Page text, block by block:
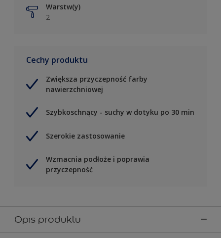
Warstw(y)
2
Cechy produktu
Zwiększa przyczepność farby
nawierzchniowej
Szybkoschnący - suchy w dotyku po 30 min
Szerokie zastosowanie
Wzmacnia podłoże i poprawia
przyczepność
Opis produktu